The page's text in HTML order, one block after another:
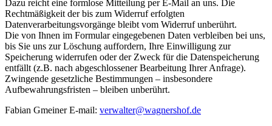
Dazu reicht eine formlose Mitteilung per E-Mail an uns. Die
Rechtmäßigkeit der bis zum Widerruf erfolgten
Datenverarbeitungsvorgänge bleibt vom Widerruf unberührt.
Die von Ihnen im Formular eingegebenen Daten verbleiben bei uns,
bis Sie uns zur Löschung auffordern, Ihre Einwilligung zur
Speicherung widerrufen oder der Zweck für die Datenspeicherung
entfällt (z.B. nach abgeschlossener Bearbeitung Ihrer Anfrage).
Zwingende gesetzliche Bestimmungen – insbesondere
Aufbewahrungsfristen – bleiben unberührt.
Fabian Gmeiner E-mail: verwalter@wagnershof.de